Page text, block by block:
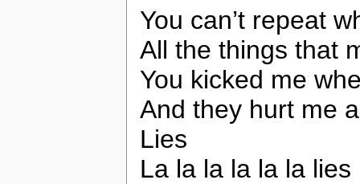
You can’t repeat
All the things that
You kicked me
And they hurt me
Lies
La la la la la la lies